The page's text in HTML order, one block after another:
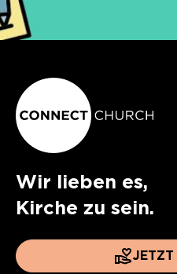
Wir lieben es,
Kirche zu sein.
JETZT